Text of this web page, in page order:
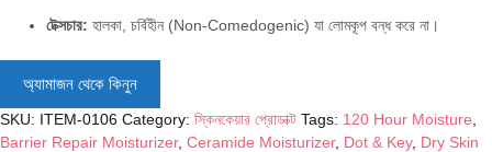
টেক্সচার: হালকা, চর্বিহীন (Non-Comedogenic) যা লোমকূপ বন্ধ করে না।
অ্যামাজন থেকে কিনুন
SKU: ITEM-0106 Category: স্কিনকেয়ার প্রোডাক্ট Tags: 120 Hour Moisture
Barrier Repair Moisturizer, Ceramide Moisturizer, Dot & Key, Dry Skin